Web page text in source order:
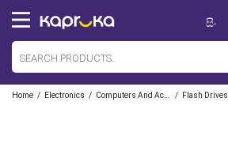
Home / Electronics / / Flash Drives